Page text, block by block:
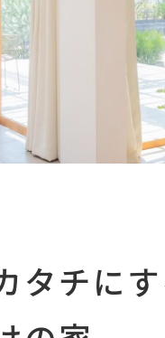
タチにす